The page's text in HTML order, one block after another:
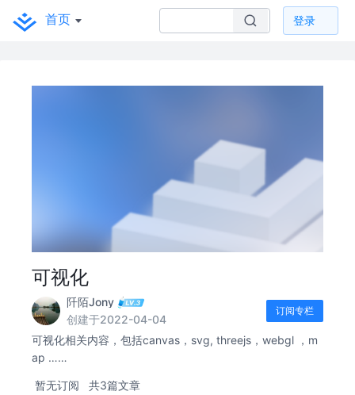
首页 登录
可视化
阡陌Jony
创建于2022-04-04
订阅专栏
可视化相关内容，包括canvas，svg, threejs，webgl ，m
ap ……
暂无订阅 共3篇文章